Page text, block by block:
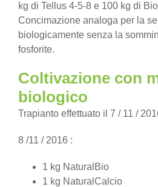
kg di Tellus 4-5-8 e 100 kg di
Concimazione analoga per la
biologicamente senza la
fosforite.
Coltivazione con
biologico
Trapianto effettuato il 7 / 11 /
8 /11 / 2016 :
1 kg NaturalBio
1 kg NaturalCalcio